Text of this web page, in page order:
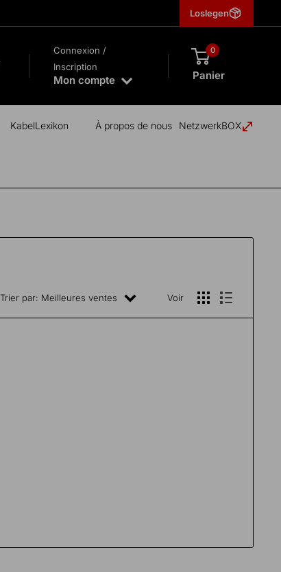
Loslegen
Connexion /
Inscription
Mon compte
0
Panier
KabelLexikon À propos de nous NetzwerkBOX
Trier par: Meilleures ventes Voir